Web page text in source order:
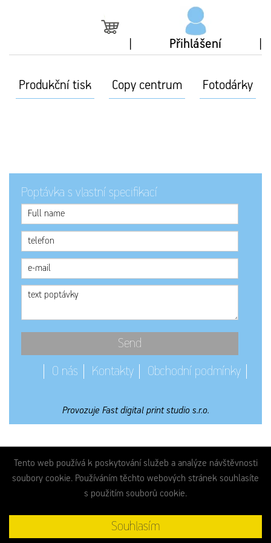
Tento web používá k poskytování služeb a analýze návštěvnosti
soubory cookie. Používáním těchto webových stránek souhlasíte
s použitím souborů cookie.
Souhlasím
Přihlášení
Produkční tisk Copy centrum Fotodárky
Poptávka s vlastní specifikací
Send
O nás
Kontakty Obchodní podmínky
Provozuje Fast digital print studio s.r.o.